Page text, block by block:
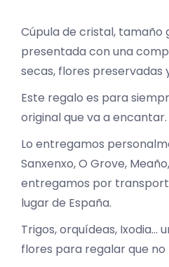
Cúpula de cristal, tamaño
presentada con una
secas, flores preservadas
Este regalo es para
original que va a encantar.
Lo entregamos
Sanxenxo, O Grove,
entregamos por
lugar de España.
Trigos, orquídeas, Ixodia…
flores para regalar que